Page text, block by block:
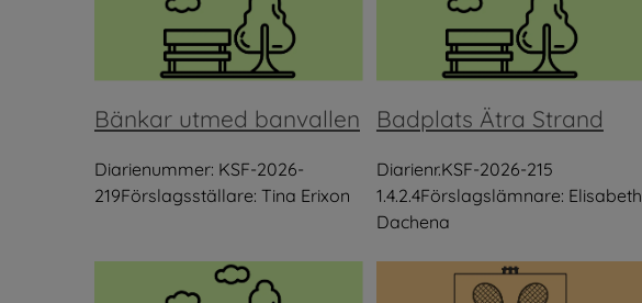
Bänkar utmed banvallen
Diarienummer: KSF-2026-
219Förslagsställare: Tina Erixon
Badplats Ätra Strand
Diarienr.KSF-2026-215
1.4.2.4Förslagslämnare: Elisabeth
Dachena